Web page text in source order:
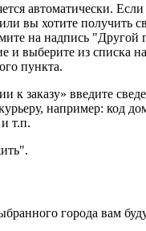
автоматически. Если
вы хотите получить
на надпись "Другой
и выберите из списка
пункта.
к заказу» введите
например: код
т.п.
города вам